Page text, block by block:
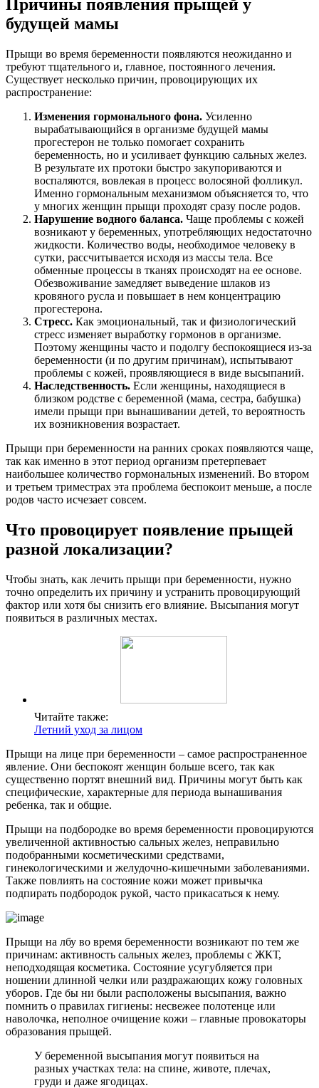
Причины появления прыщей у
будущей мамы
Прыщи во время беременности появляются неожиданно и
требуют тщательного и, главное, постоянного лечения.
Существует несколько причин, провоцирующих их
распространение:
Изменения гормонального фона. Усиленно
вырабатывающийся в организме будущей мамы
прогестерон не только помогает сохранить
беременность, но и усиливает функцию сальных желез.
В результате их протоки быстро закупориваются и
воспаляются, вовлекая в процесс волосяной фолликул.
Именно гормональным механизмом объясняется то, что
у многих женщин прыщи проходят сразу после родов.
Нарушение водного баланса. Чаще проблемы с кожей
возникают у беременных, употребляющих недостаточно
жидкости. Количество воды, необходимое человеку в
сутки, рассчитывается исходя из массы тела. Все
обменные процессы в тканях происходят на ее основе.
Обезвоживание замедляет выведение шлаков из
кровяного русла и повышает в нем концентрацию
прогестерона.
Стресс. Как эмоциональный, так и физиологический
стресс изменяет выработку гормонов в организме.
Поэтому женщины часто и подолгу беспокоящиеся из-за
беременности (и по другим причинам), испытывают
проблемы с кожей, проявляющиеся в виде высыпаний.
Наследственность. Если женщины, находящиеся в
близком родстве с беременной (мама, сестра, бабушка)
имели прыщи при вынашивании детей, то вероятность
их возникновения возрастает.
Прыщи при беременности на ранних сроках появляются чаще,
так как именно в этот период организм претерпевает
наибольшее количество гормональных изменений. Во втором
и третьем триместрах эта проблема беспокоит меньше, а после
родов часто исчезает совсем.
Что провоцирует появление прыщей
разной локализации?
Чтобы знать, как лечить прыщи при беременности, нужно
точно определить их причину и устранить провоцирующий
фактор или хотя бы снизить его влияние. Высыпания могут
появиться в различных местах.
Читайте также:
Летний уход за лицом
Прыщи на лице при беременности – самое распространенное
явление. Они беспокоят женщин больше всего, так как
существенно портят внешний вид. Причины могут быть как
специфические, характерные для периода вынашивания
ребенка, так и общие.
Прыщи на подбородке во время беременности провоцируются
увеличенной активностью сальных желез, неправильно
подобранными косметическими средствами,
гинекологическими и желудочно-кишечными заболеваниями.
Также повлиять на состояние кожи может привычка
подпирать подбородок рукой, часто прикасаться к нему.
Прыщи на лбу во время беременности возникают по тем же
причинам: активность сальных желез, проблемы с ЖКТ,
неподходящая косметика. Состояние усугубляется при
ношении длинной челки или раздражающих кожу головных
уборов. Где бы ни были расположены высыпания, важно
помнить о правилах гигиены: несвежее полотенце или
наволочка, неполное очищение кожи – главные провокаторы
образования прыщей.
У беременной высыпания могут появиться на
разных участках тела: на спине, животе, плечах,
груди и даже ягодицах.